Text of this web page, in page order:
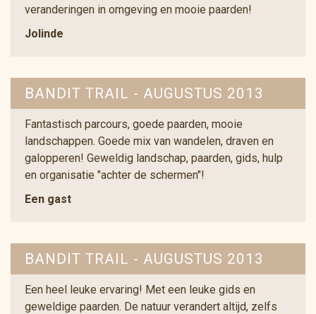
veranderingen in omgeving en mooie paarden!
Jolinde
BANDIT TRAIL - AUGUSTUS 2013
Fantastisch parcours, goede paarden, mooie
landschappen. Goede mix van wandelen, draven en
galopperen! Geweldig landschap, paarden, gids, hulp
en organisatie "achter de schermen"!
Een gast
BANDIT TRAIL - AUGUSTUS 2013
Een heel leuke ervaring! Met een leuke gids en
geweldige paarden. De natuur verandert altijd, zelfs